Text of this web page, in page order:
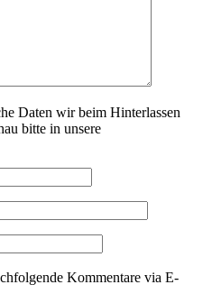
Daten wir beim Hinterlassen
bitte in unsere
Kommentare via E-